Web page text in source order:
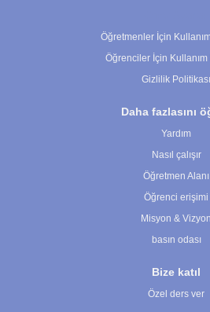
Öğretmenler İçin
Öğrenciler İçin Kullanım
Gizlilik Politikası
Daha fazlasını
Yardım
Nasıl çalışır
Öğretmen Alanı
Öğrenci erişimi
Misyon & Vizyon
basın odası
Bize katıl
Özel ders ver